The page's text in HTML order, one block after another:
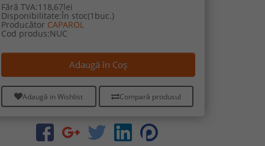
Fără TVA:118,67lei
Disponibilitate:În stoc(1buc.)
Producător CAPAROL
Cod produs:NUC
Adaugă în Coş
Adaugă in Wishlist Compară produsul